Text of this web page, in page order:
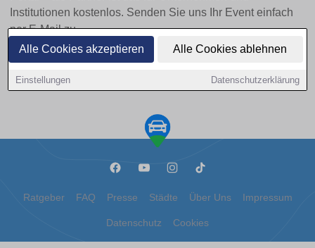
Alle Cookies akzeptieren Alle Cookies ablehnen
Einstellungen Datenschutzerklärung
Institutionen kostenlos. Senden Sie uns Ihr Event einfach
per E-Mail zu.
Kontakt aufnehmen
Ratgeber FAQ Presse Städte Über Uns Impressum
Datenschutz Cookies